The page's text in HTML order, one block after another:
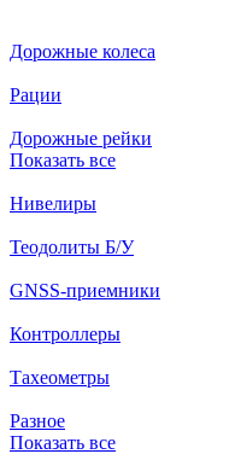
Дорожные колеса
Рации
Дорожные рейки
Показать все
Нивелиры
Теодолиты Б/У
GNSS-приемники
Контроллеры
Тахеометры
Разное
Показать все